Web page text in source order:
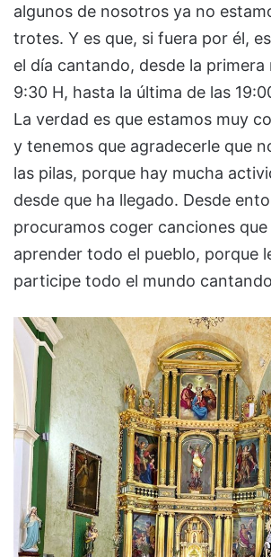
algunos de nosotros ya no
trotes. Y es que, si fuera por él,
el día cantando, desde la primera
9:30 H, hasta la última de las
La verdad es que estamos muy
y tenemos que agradecerle que
las pilas, porque hay mucha
desde que ha llegado. Desde
procuramos coger canciones que
aprender todo el pueblo, porque
participe todo el mundo cantando